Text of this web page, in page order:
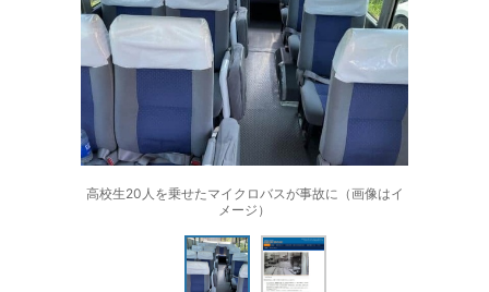
高校生20人を乗せたマイクロバスが事故に（画像はイ
メージ）